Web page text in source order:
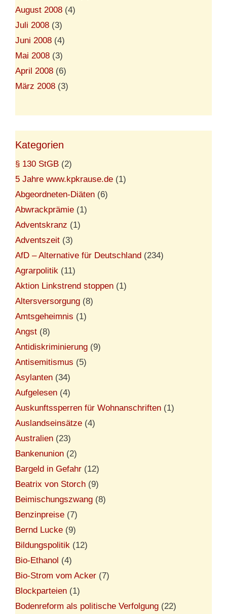
August 2008 (4)
Juli 2008 (3)
Juni 2008 (4)
Mai 2008 (3)
April 2008 (6)
März 2008 (3)
Kategorien
§ 130 StGB (2)
5 Jahre www.kpkrause.de (1)
Abgeordneten-Diäten (6)
Abwrackprämie (1)
Adventskranz (1)
Adventszeit (3)
AfD – Alternative für Deutschland (234)
Agrarpolitik (11)
Aktion Linkstrend stoppen (1)
Altersversorgung (8)
Amtsgeheimnis (1)
Angst (8)
Antidiskriminierung (9)
Antisemitismus (5)
Asylanten (34)
Aufgelesen (4)
Auskunftssperren für Wohnanschriften (1)
Auslandseinsätze (4)
Australien (23)
Bankenunion (2)
Bargeld in Gefahr (12)
Beatrix von Storch (9)
Beimischungszwang (8)
Benzinpreise (7)
Bernd Lucke (9)
Bildungspolitik (12)
Bio-Ethanol (4)
Bio-Strom vom Acker (7)
Blockparteien (1)
Bodenreform als politische Verfolgung (22)